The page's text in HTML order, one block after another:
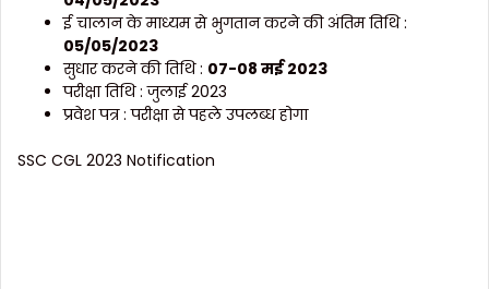
ई चालान के माध्यम से भुगतान करने की अंतिम तिथि :
05/05/2023
सुधार करने की तिथि : 07-08 मई2023
परीक्षा तिथि : जुलाई 2023
प्रवेश पत्र : परीक्षा से पहले उपलब्ध होगा
SSC CGL 2023 Notification